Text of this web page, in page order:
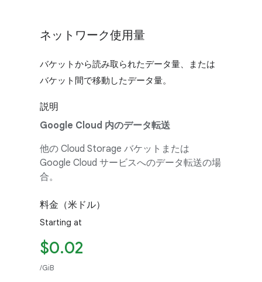
ネットワーク使用量
バケットから読み取られたデータ量、または
バケット間で移動したデータ量。
説明
Google Cloud 内のデータ転送
他の Cloud Storage バケットまたは
Google Cloud サービスへのデータ転送の場
合。
料金（米ドル）
Starting at
$0.02
/GiB